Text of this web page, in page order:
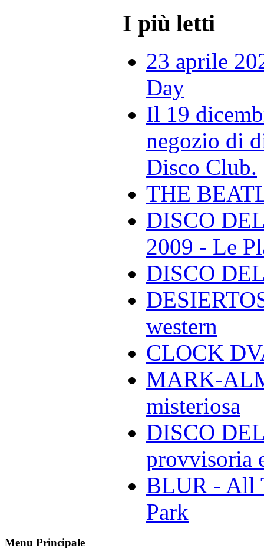
I più letti
23 aprile
Day
Il 19
negozio di
Disco Club.
THE
DISCO
2009 - Le
DISCO
western
CLOCK
MARK-
misteriosa
DISCO
provvisoria
BLUR - All
Park
Menu Principale